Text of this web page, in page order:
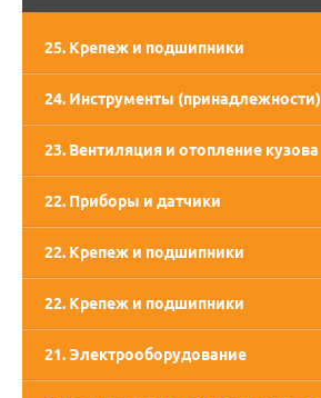
25. Крепеж и подшипники
24. Инструменты (принадлежности)
23. Вентиляция и отопление кузова
22. Приборы и датчики
22. Крепеж и подшипники
22. Крепеж и подшипники
21. Электрооборудование